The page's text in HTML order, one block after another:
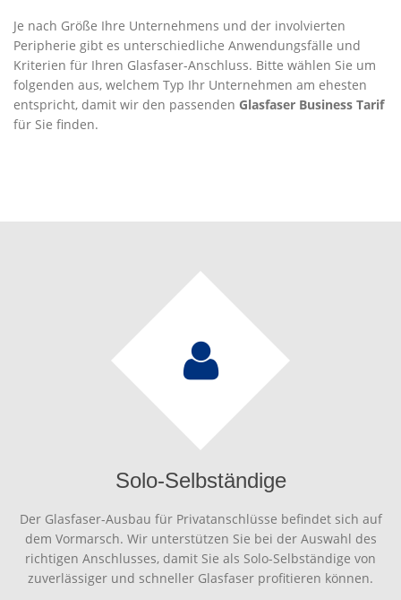
Je nach Größe Ihre Unternehmens und der involvierten
Peripherie gibt es unterschiedliche Anwendungsfälle und
Kriterien für Ihren Glasfaser-Anschluss. Bitte wählen Sie um
folgenden aus, welchem Typ Ihr Unternehmen am ehesten
entspricht, damit wir den passenden Glasfaser Business Tarif
für Sie finden.
Solo-Selbständige
Der Glasfaser-Ausbau für Privatanschlüsse befindet sich auf
dem Vormarsch. Wir unterstützen Sie bei der Auswahl des
richtigen Anschlusses, damit Sie als Solo-Selbständige von
zuverlässiger und schneller Glasfaser profitieren können.